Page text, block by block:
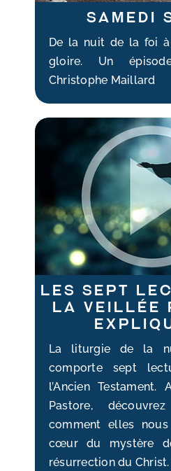
Samedi
De la nuit de la foi
gloire. Un
Christophe Maillard
Les sept
la veillée
La liturgie de la
comporte sept
l’Ancien Testament.
Pastore,
comment elles
cœur du mystère
résurrection du